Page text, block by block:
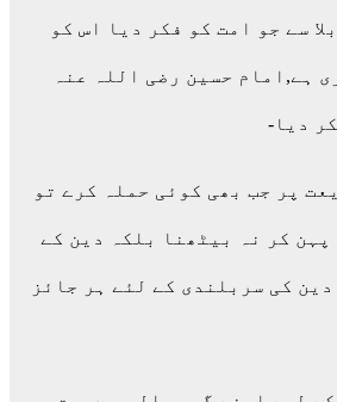
سے جو امت کو فکر دیا اس کو
ہے,امام حسین رضی اللہ عنہ
دیا-
پر جب بھی کوئی حملہ کرے تو
پہن کر نہ بیٹھنا بلکہ دین کے
کی سربلندی کے لئے ہر جائز